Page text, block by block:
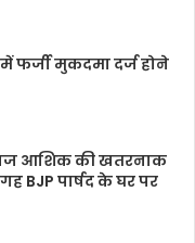
फर्जी मुकदमा दर्ज होने
आशिक की खतरनाक
BJP पार्षद के घर पर